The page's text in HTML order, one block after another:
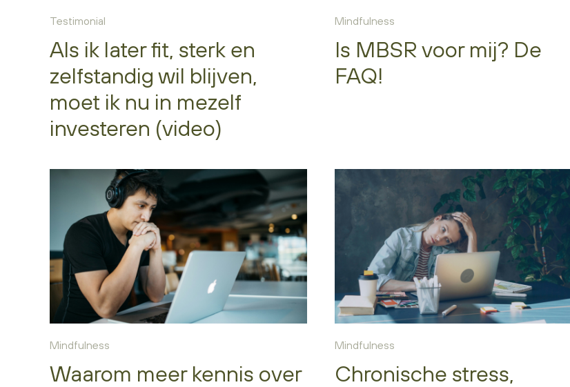
Testimonial
Als ik later fit, sterk en
zelfstandig wil blijven,
moet ik nu in mezelf
investeren (video)
Mindfulness
Is MBSR voor mij? De
FAQ!
Mindfulness
Waarom meer kennis over
Mindfulness
Chronische stress,